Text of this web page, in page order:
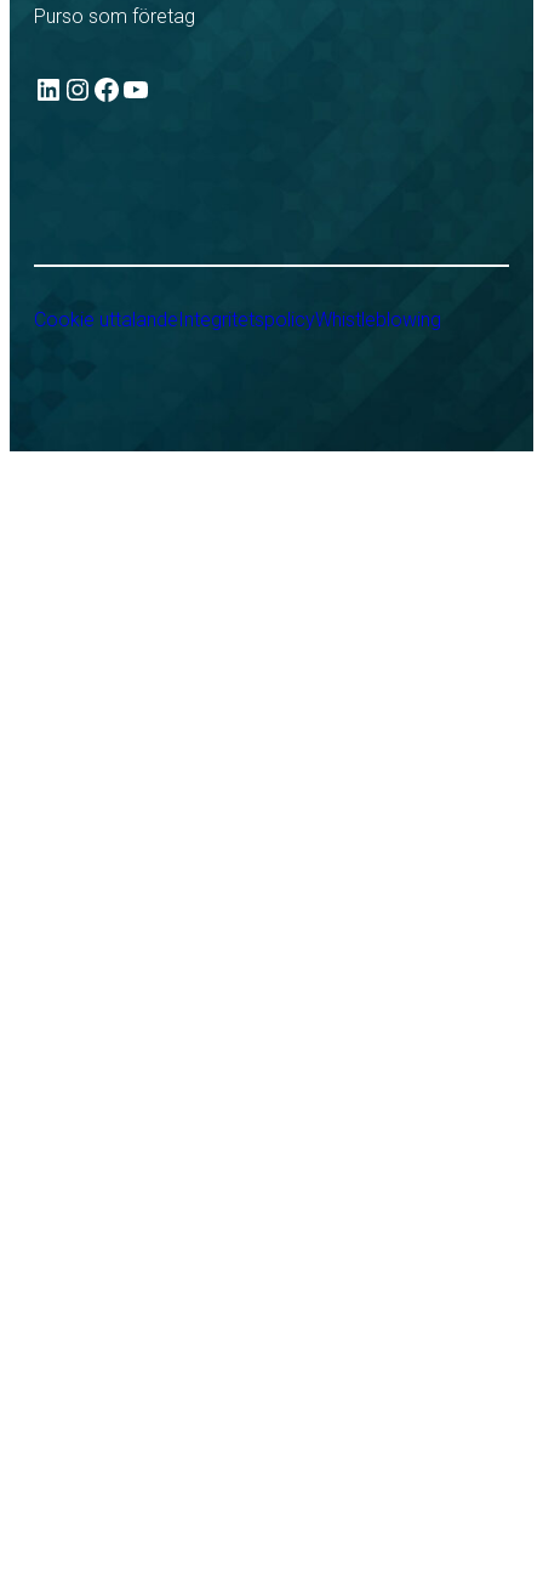
Purso som företag
LinkedIn
Instagram
Facebook
YouTube
Cookie uttalande IntegritetspolicyWhistleblowing